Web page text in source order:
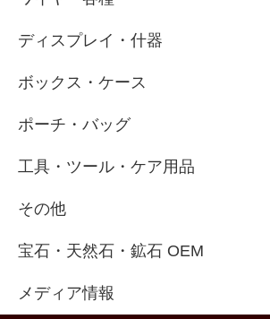
ディスプレイ・什器
ボックス・ケース
ポーチ・バッグ
工具・ツール・ケア用品
その他
宝石・天然石・鉱石 OEM
メディア情報